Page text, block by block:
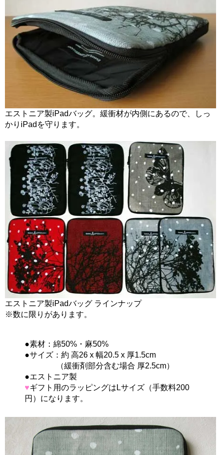
エストニア製iPadバッグ。緩衝材が内側にあるので、しっ
かりiPadを守ります。
エストニア製iPadバッグ ラインナップ
※数に限りがあります。
●素材：綿50%・麻50%
●サイズ：約 高26 x 幅20.5 x 厚1.5cm
（緩衝剤部分含む場合 厚2.5cm）
●エストニア製
♥ギフト用のラッピングはLサイズ（手数料200
円）になります。